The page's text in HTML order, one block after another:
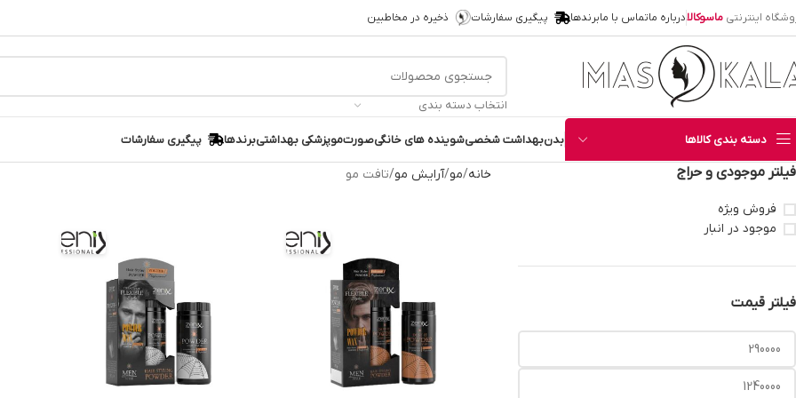
اینترنتی ماسوکالادرباره ماتماس با مابرندها پیگیری سفارشات ذخیره در مخاطبین
انتخاب دسته بندی
دسته بندی کالاها بدنبهداشت شخصیشوینده های خانگیصورتموپزشکی بهداشتیبرندها پیگیری سفارشات
فیلتر موجودی و حراج
فروش ویژه
موجود در انبار
فیلتر قیمت
خانه مو آرایش مو تافت مو